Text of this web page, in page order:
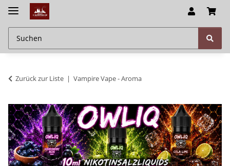
Zurück zur Liste Vampire Vape - Aroma